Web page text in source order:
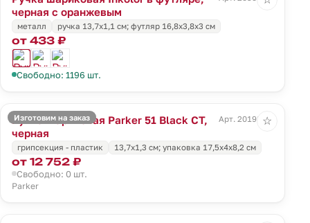
черная с оранжевым
металл ручка 13,7х1,1 см; футляр 16,8х3,8х3 см
от 433 ₽
Свободно: 1196 шт.
Изготовим на заказ
Ручка шариковая Parker 51 Black CT,
черная
Арт. 20198.30
грипсекция - пластик 13,7х1,3 см; упаковка 17,5х4х8,2 см
от 12 752 ₽
Свободно: 0 шт.
Parker
☆